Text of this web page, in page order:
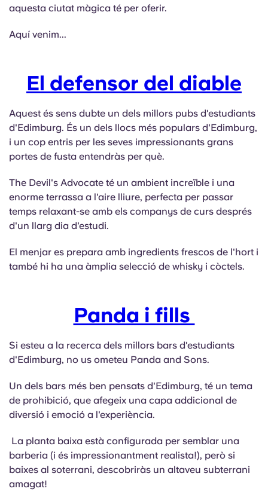
English (GB)
Chinese
Español
Català
Deutsch
Italian
French
Selecciona un país
Selecciona una ciutat
Inicia la sessió
aquesta ciutat màgica té per oferir.
Aquí venim...
El defensor del diable
Aquest és sens dubte un dels millors pubs d'estudiants
d'Edimburg. És un dels llocs més populars d'Edimburg,
i un cop entris per les seves impressionants grans
portes de fusta entendràs per què.
The Devil's Advocate té un ambient increïble i una
enorme terrassa a l'aire lliure, perfecta per passar
temps relaxant-se amb els companys de curs després
d'un llarg dia d'estudi.
El menjar es prepara amb ingredients frescos de l'hort i
també hi ha una àmplia selecció de whisky i còctels.
Panda i fills
Si esteu a la recerca dels millors bars d'estudiants
d'Edimburg, no us ometeu Panda and Sons.
Un dels bars més ben pensats d'Edimburg, té un tema
de prohibició, que afegeix una capa addicional de
diversió i emoció a l'experiència.
La planta baixa està configurada per semblar una
barberia (i és impressionantment realista!), però si
baixes al soterrani, descobriràs un altaveu subterrani
amagat!